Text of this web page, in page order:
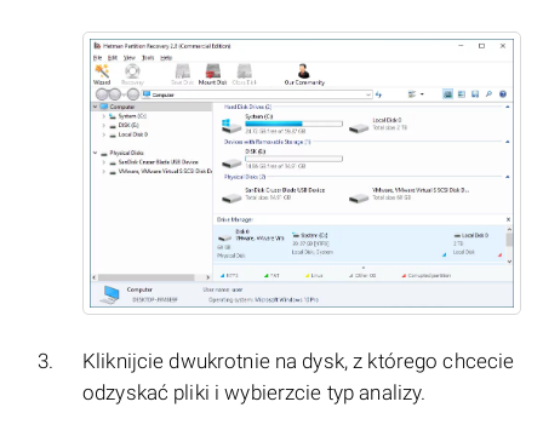
Kliknijcie dwukrotnie na dysk, z którego chcecie
odzyskać pliki i wybierzcie typ analizy.